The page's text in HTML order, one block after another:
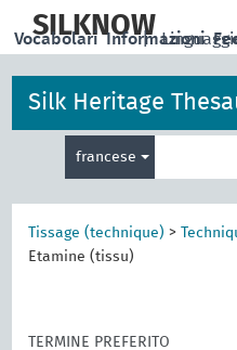
main
SILKNOW
|
Vocabolari Informazioni
Silk Heritage
francese
per
la
Tissage (technique) >
Etamine (tissu)
TERMINE PREFERITO